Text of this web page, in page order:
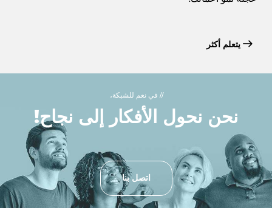
يتعلم أكثر
// في نعم للشبكة،
نحن نحول الأفكار إلى نجاح!
اتصل بنا